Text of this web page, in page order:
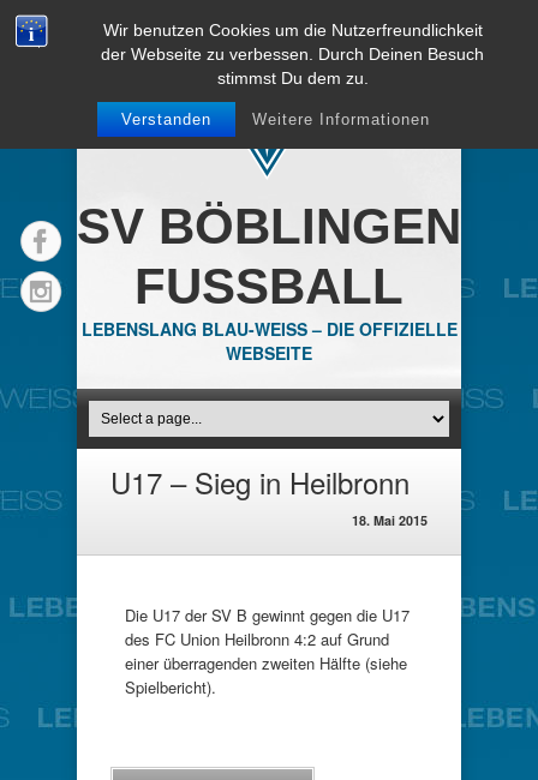
Wir benutzen Cookies um die Nutzerfreundlichkeit
der Webseite zu verbessen. Durch Deinen Besuch
stimmst Du dem zu.
Verstanden Weitere Informationen
SV BÖBLINGEN
FUSSBALL
LEBENSLANG BLAU-WEISS – DIE OFFIZIELLE
WEBSEITE
U17 – Sieg in Heilbronn
18. Mai 2015
Die U17 der SV B gewinnt gegen die U17
des FC Union Heilbronn 4:2 auf Grund
einer überragenden zweiten Hälfte (siehe
Spielbericht).